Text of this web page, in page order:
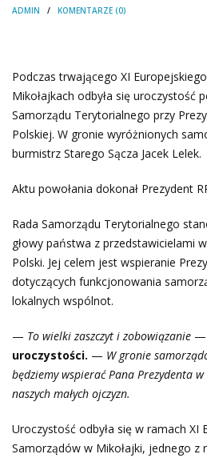
ADMIN / KOMENTARZE (0)
Podczas trwającego XI
Mikołajkach odbyła się uroczystość
Samorządu Terytorialnego przy
Polskiej. W gronie wyróżnionych
burmistrz Starego Sącza Jacek Lelek.
Aktu powołania dokonał Prezydent
Rada Samorządu Terytorialnego
głowy państwa z przedstawicielami
Polski. Jej celem jest wspieranie
dotyczących funkcjonowania
lokalnych wspólnot.
— To wielki zaszczyt i zobowiązanie —
uroczystości. — W gronie
będziemy wspierać Pana Prezydenta
naszych małych ojczyzn.
Uroczystość odbyła się w ramach XI
Samorządów w Mikołajki, jednego z